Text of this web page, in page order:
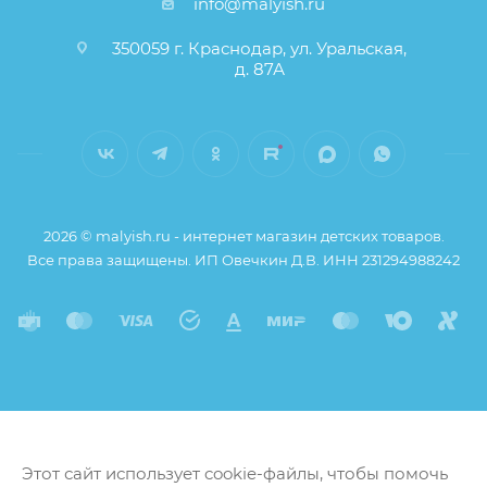
350059 г. Краснодар, ул. Уральская,
д. 87А
2026 © malyish.ru - интернет магазин детских товаров.
Все права защищены. ИП Овечкин Д.В. ИНН 231294988242
Этот сайт использует cookie-файлы, чтобы помочь